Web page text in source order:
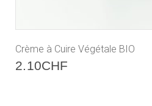
Crème à Cuire Végétale BIO
2.10CHF